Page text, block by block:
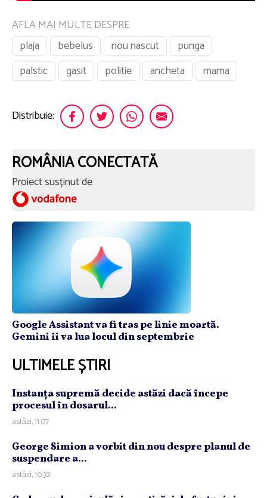
AFLA MAI MULTE DESPRE
plaja
bebelus nou nascut
punga
palstic
gasit politie ancheta mama
Distribuie:
ROMÂNIA CONECTATĂ
Proiect susținut de
Google Assistant va fi tras pe linie moartă.
Gemini îi va lua locul din septembrie
ULTIMELE ȘTIRI
Instanţa supremă decide astăzi dacă începe
procesul în dosarul...
astăzi, 11:07
George Simion a vorbit din nou despre planul de
suspendare a...
astăzi, 10:32